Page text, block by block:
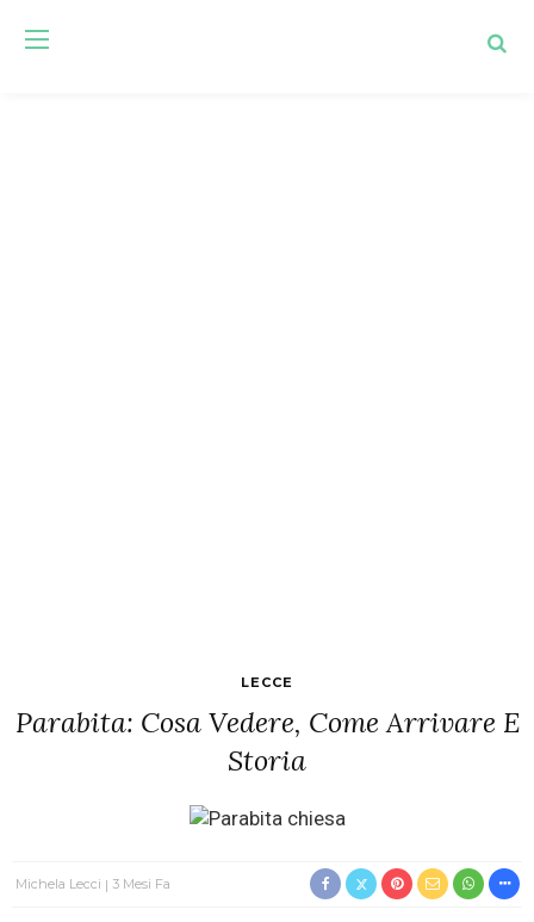
LECCE
Parabita: Cosa Vedere, Come Arrivare E
Storia
Michela Lecci 3 Mesi Fa